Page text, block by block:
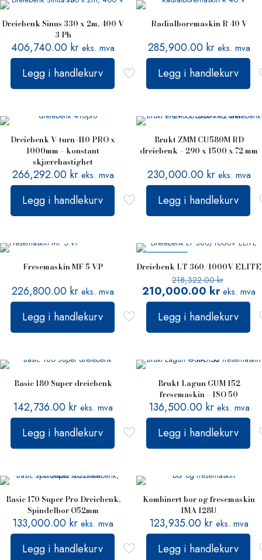
Dreiebenk Sinus 330 x 2m, 400 V
3 Ph
406,740.00 kr eks. mva
Legg i handlekurv
Radialboremaskin R 40 V
285,900.00 kr eks. mva
Legg i handlekurv
Dreiebenk V-turn 410 PRO x
1000mm – konstant
skjærehastighet
266,292.00 kr eks. mva
Legg i handlekurv
Brukt ZMM CU580M RD
dreiebenk – 290 x 1500 x 72 mm
230,000.00 kr eks. mva
Legg i handlekurv
Fresemaskin MF 5 VP
226,800.00 kr eks. mva
Legg i handlekurv
Dreiebenk LT 360/1000V ELITE
218,322.00kr
210,000.00 kr eks. mva
Legg i handlekurv
Basic 180 Super dreiebenk
142,736.00 kr eks. mva
Legg i handlekurv
Brukt Lagun GUM 152
fresemaskin – ISO 50
136,500.00 kr eks. mva
Legg i handlekurv
Basic 170 Super Pro Dreiebenk,
Spindelbor Ø52mm
133,000.00 kr eks. mva
Legg i handlekurv
Kombinert bor og fresemaskin
IMA I28U
123,935.00 kr eks. mva
Legg i handlekurv